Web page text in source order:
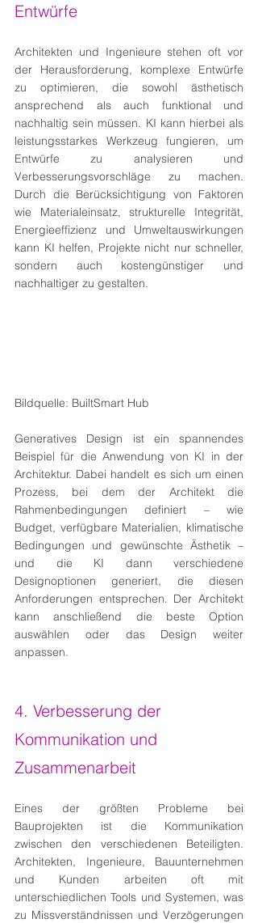
Entwürfe
Architekten und Ingenieure stehen oft vor
der Herausforderung, komplexe Entwürfe
zu optimieren, die sowohl ästhetisch
ansprechend als auch funktional und
nachhaltig sein müssen. KI kann hierbei als
leistungsstarkes Werkzeug fungieren, um
Entwürfe zu analysieren und
Verbesserungsvorschläge zu machen.
Durch die Berücksichtigung von Faktoren
wie Materialeinsatz, strukturelle Integrität,
Energieeffizienz und Umweltauswirkungen
kann KI helfen, Projekte nicht nur schneller,
sondern auch kostengünstiger und
nachhaltiger zu gestalten.
Bildquelle: BuiltSmart Hub
Generatives Design ist ein spannendes
Beispiel für die Anwendung von KI in der
Architektur. Dabei handelt es sich um einen
Prozess, bei dem der Architekt die
Rahmenbedingungen definiert – wie
Budget, verfügbare Materialien, klimatische
Bedingungen und gewünschte Ästhetik –
und die KI dann verschiedene
Designoptionen generiert, die diesen
Anforderungen entsprechen. Der Architekt
kann anschließend die beste Option
auswählen oder das Design weiter
anpassen.
4. Verbesserung der
Kommunikation und
Zusammenarbeit
Eines der größten Probleme bei
Bauprojekten ist die Kommunikation
zwischen den verschiedenen Beteiligten.
Architekten, Ingenieure, Bauunternehmen
und Kunden arbeiten oft mit
unterschiedlichen Tools und Systemen, was
zu Missverständnissen und Verzögerungen